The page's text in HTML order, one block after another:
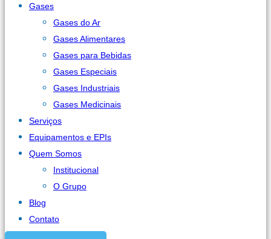
Gases
Gases do Ar
Gases Alimentares
Gases para Bebidas
Gases Especiais
Gases Industriais
Gases Medicinais
Serviços
Equipamentos e EPIs
Quem Somos
Institucional
O Grupo
Blog
Contato